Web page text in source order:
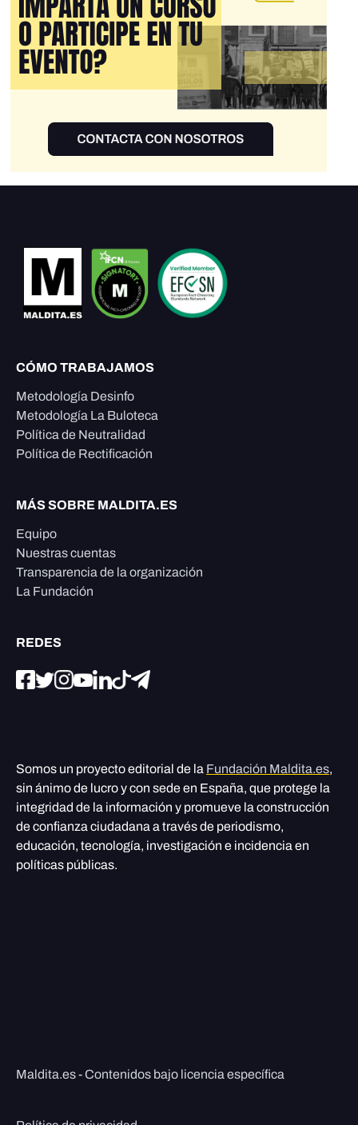
CÓMO TRABAJAMOS
Metodología Desinfo
Metodología La Buloteca
Política de Neutralidad
Política de Rectificación
MÁS SOBRE MALDITA.ES
Equipo
Nuestras cuentas
Transparencia de la organización
La Fundación
REDES
Somos un proyecto editorial de la Fundación Maldita.es,
sin ánimo de lucro y con sede en España, que protege la
integridad de la información y promueve la construcción
de confianza ciudadana a través de periodismo,
educación, tecnología, investigación e incidencia en
políticas públicas.
Maldita.es - Contenidos bajo licencia específica